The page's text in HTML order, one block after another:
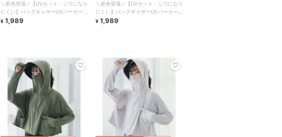
＼新色登場／【UVカット・シワになり
にくい】バッグギャザーUVパーカー
全4色
¥ 1,989
＼新色登場／【UVカット・シワになり
にくい】バッグギャザーUVパーカー
全4色
¥ 1,989